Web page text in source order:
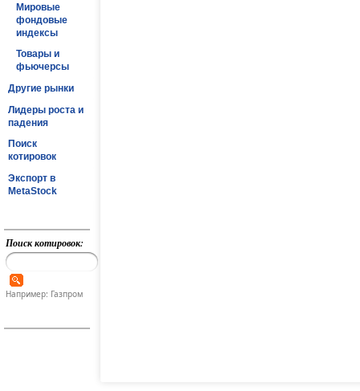
Мировые
фондовые
индексы
Товары и
фьючерсы
Другие рынки
Лидеры роста и
падения
Поиск
котировок
Экспорт в
MetaStock
Поиск котировок:
Например: Газпром